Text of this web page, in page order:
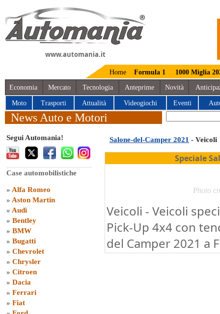
www.automania.it
Home Formula 1 1000 Miglia
Economia Mercato Tecnologia Anteprime Novità
Moto Trasporti Attualità Videogiochi Eventi
News Auto e Motori
Segui Automania!
Case automobilistiche
» Alfa Romeo
» Aston Martin
» Audi
» Bentley
» BMW
» Bugatti
» Chevrolet
» Chrysler
» Citroen
» Dacia
» Ferrari
» Fiat
Salone-del-Camper 2021 - Veicoli
Speciale
Photo
Veicoli - Veicoli
Pick-Up 4x4 con
del Camper 2021 a